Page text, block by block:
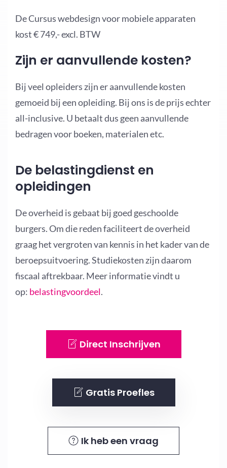
De Cursus webdesign voor mobiele apparaten
kost € 749,- excl. BTW
Zijn er aanvullende kosten?
Bij veel opleiders zijn er aanvullende kosten
gemoeid bij een opleiding. Bij ons is de prijs echter
all-inclusive. U betaalt dus geen aanvullende
bedragen voor boeken, materialen etc.
De belastingdienst en
opleidingen
De overheid is gebaat bij goed geschoolde
burgers. Om die reden faciliteert de overheid
graag het vergroten van kennis in het kader van de
beroepsuitvoering. Studiekosten zijn daarom
fiscaal aftrekbaar. Meer informatie vindt u
op: belastingvoordeel.
Direct Inschrijven
Gratis Proefles
Ik heb een vraag